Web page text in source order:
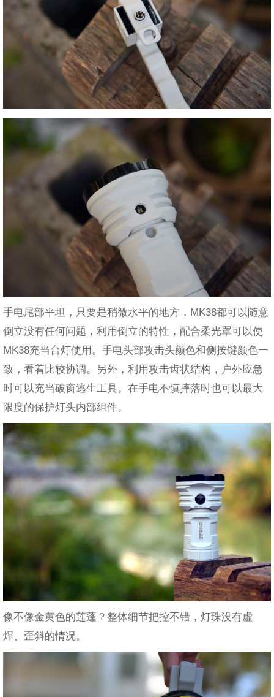
手电尾部平坦，只要是稍微水平的地方，MK38都可以随意
倒立没有任何问题，利用倒立的特性，配合柔光罩可以使
MK38充当台灯使用。手电头部攻击头颜色和侧按键颜色一
致，看着比较协调。另外，利用攻击齿状结构，户外应急
时可以充当破窗逃生工具。在手电不慎摔落时也可以最大
限度的保护灯头内部组件。
像不像金黄色的莲蓬？整体细节把控不错，灯珠没有虚
焊、歪斜的情况。